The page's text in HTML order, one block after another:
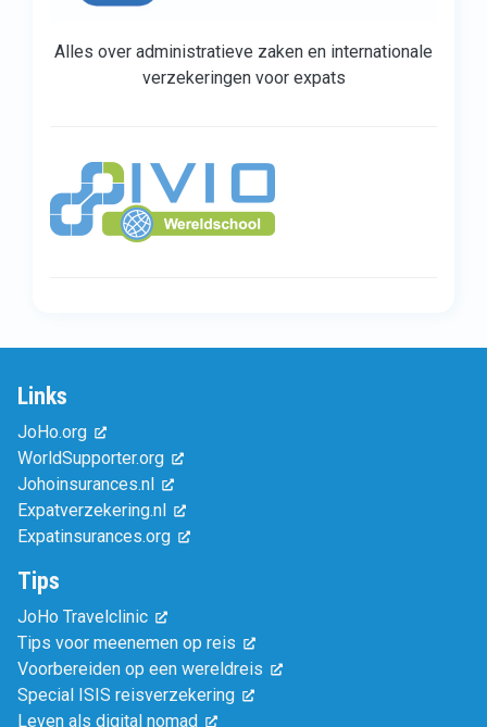
Alles over administratieve zaken en internationale
verzekeringen voor expats
Links
JoHo.org
WorldSupporter.org
Johoinsurances.nl
Expatverzekering.nl
Expatinsurances.org
Tips
JoHo Travelclinic
Tips voor meenemen op reis
Voorbereiden op een wereldreis
Special ISIS reisverzekering
Leven als digital nomad